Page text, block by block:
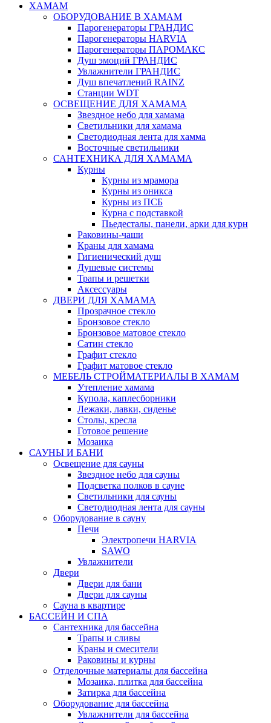
ХАМАМ
ОБОРУДОВАНИЕ В ХАМАМ
Парогенераторы ГРАНДИС
Парогенераторы HARVIA
Парогенераторы ПАРОМАКС
Душ эмоций ГРАНДИС
Увлажнители ГРАНДИС
Душ впечатлений RAINZ
Станции WDT
ОСВЕЩЕНИЕ ДЛЯ ХАМАМА
Звездное небо для хамама
Светильники для хамама
Светодиодная лента для хамма
Восточные светильники
САНТЕХНИКА ДЛЯ ХАМАМА
Курны
Курны из мрамора
Курны из оникса
Курны из ПСБ
Курна с подставкой
Пьедесталы, панели, арки для курн
Раковины-чаши
Краны для хамама
Гигиенический душ
Душевые системы
Трапы и решетки
Аксессуары
ДВЕРИ ДЛЯ ХАМАМА
Прозрачное стекло
Бронзовое стекло
Бронзовое матовое стекло
Сатин стекло
Графит стекло
Графит матовое стекло
МЕБЕЛЬ СТРОЙМАТЕРИАЛЫ В ХАМАМ
Утепление хамама
Купола, каплесборники
Лежаки, лавки, сиденье
Столы, кресла
Готовое решение
Мозаика
САУНЫ И БАНИ
Освещение для сауны
Звездное небо для сауны
Подсветка полков в сауне
Светильники для сауны
Светодиодная лента для сауны
Оборудование в сауну
Печи
Электропечи HARVIA
SAWO
Увлажнители
Двери
Двери для бани
Двери для сауны
Сауна в квартире
БАССЕЙН И СПА
Сантехника для бассейна
Трапы и сливы
Краны и смесители
Раковины и курны
Отделочные материалы для бассейна
Мозаика, плитка для бассейна
Затирка для бассейна
Оборудование для бассейна
Увлажнители для бассейна